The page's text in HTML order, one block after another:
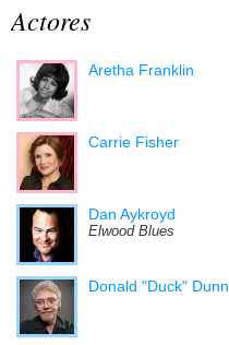
Actores
Aretha Franklin
Carrie Fisher
Dan Aykroyd
Elwood Blues
Donald "Duck" Dunn